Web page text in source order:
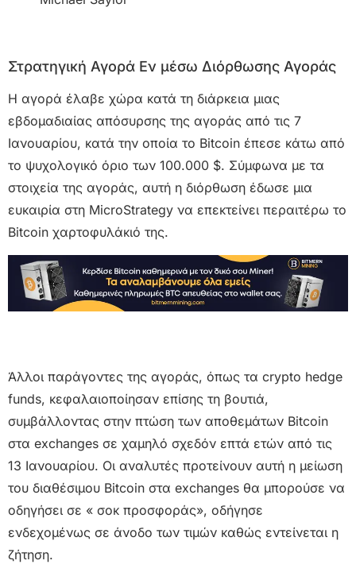
Στρατηγική Αγορά Εν μέσω Διόρθωσης Αγοράς
Η αγορά έλαβε χώρα κατά τη διάρκεια μιας
εβδομαδιαίας απόσυρσης της αγοράς από τις 7
Ιανουαρίου, κατά την οποία το Bitcoin έπεσε κάτω από
το ψυχολογικό όριο των 100.000 $. Σύμφωνα με τα
στοιχεία της αγοράς, αυτή η διόρθωση έδωσε μια
ευκαιρία στη MicroStrategy να επεκτείνει περαιτέρω το
Bitcoin χαρτοφυλάκιό της.
Άλλοι παράγοντες της αγοράς, όπως τα crypto hedge
funds, κεφαλαιοποίησαν επίσης τη βουτιά,
συμβάλλοντας στην πτώση των αποθεμάτων Bitcoin
στα exchanges σε χαμηλό σχεδόν επτά ετών από τις
13 Ιανουαρίου. Οι αναλυτές προτείνουν αυτή η μείωση
του διαθέσιμου Bitcoin στα exchanges θα μπορούσε να
οδηγήσει σε « σοκ προσφοράς», οδήγησε
ενδεχομένως σε άνοδο των τιμών καθώς εντείνεται η
ζήτηση.